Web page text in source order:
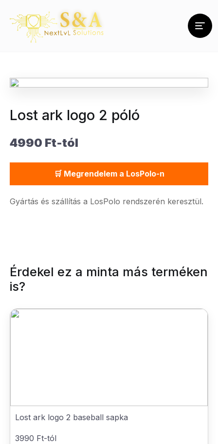
Lost ark logo 2 póló
4990 Ft-tól
🛒 Megrendelem a LosPolo-n
Gyártás és szállítás a LosPolo rendszerén keresztül.
Érdekel ez a minta más terméken
is?
Lost ark logo 2 baseball sapka
3990 Ft-tól